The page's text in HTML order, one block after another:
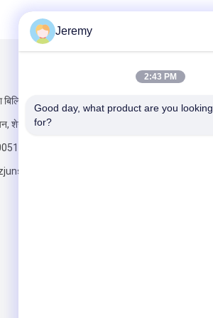
55 #
शेन्ज़ेन चीन
Jeremy
2:43 PM
Good day, what product are you looking
for?